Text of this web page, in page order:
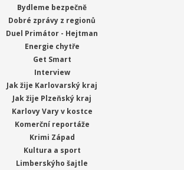
Bydleme bezpečně
Dobré zprávy z regionů
Duel Primátor - Hejtman
Energie chytře
Get Smart
Interview
Jak žije Karlovarský kraj
Jak žije Plzeňský kraj
Karlovy Vary v kostce
Komerční reportáže
Krimi Západ
Kultura a sport
Limberskýho šajtle